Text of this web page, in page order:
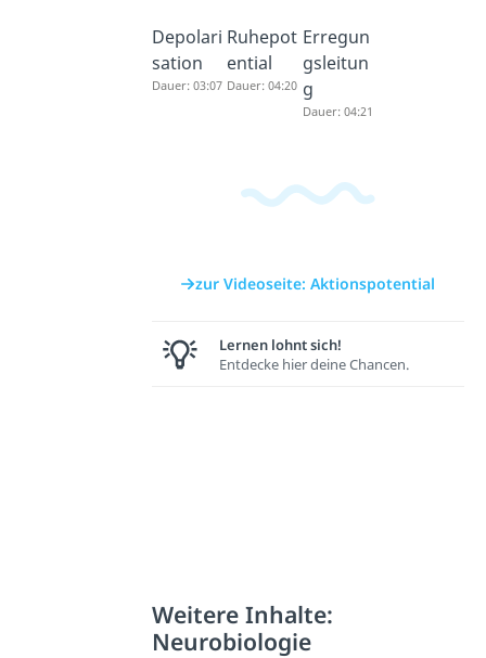
Depolari
sation
Dauer: 03:07
Ruhepot
ential
Dauer: 04:20
Erregun
gsleitun
g
Dauer: 04:21
zur Videoseite: Aktionspotential
Lernen lohnt sich!
Entdecke hier deine Chancen.
Weitere Inhalte:
Neurobiologie